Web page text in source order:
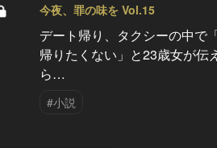
今夜、罪の味を Vol.15
デート帰り、タクシーの中で
帰りたくない」と23歳女が伝
ら…
#小説